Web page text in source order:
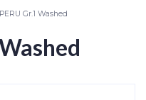
PERU Gr.1 Washed